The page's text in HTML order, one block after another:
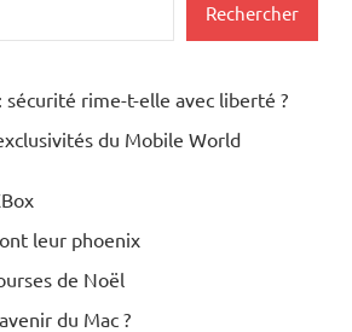
Rechercher
sécurité rime-t-elle avec liberté ?
du Mobile World
leur phoenix
de Noël
du Mac ?